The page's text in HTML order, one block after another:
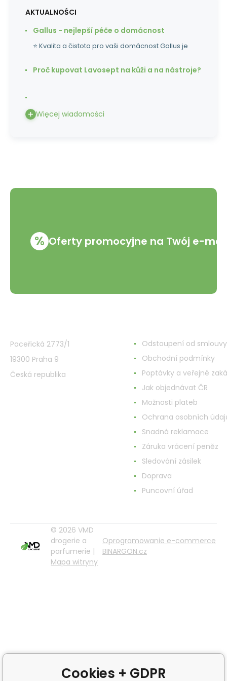
AKTUALNOŚCI
Gallus - nejlepší péče o domácnost
⭐ Kvalita a čistota pro vaši domácnost Gallus je
Proč kupovat Lavosept na kůži a na nástroje?
Więcej wiadomości
% Oferty promocyjne na Twój e-mail
Paceřická 2773/1
19300 Praha 9
Česká republika
Odstoupení od smlouvy
Obchodní podmínky
Poptávky a veřejné
Jak objednávat ČR
Možnosti plateb
Ochrana osobních
Snadná reklamace
Záruka vrácení peněz
Sledování zásilek
Doprava
Puncovní úřad
© 2026 VMD
drogerie a
parfumerie |
Mapa witryny
Oprogramowanie e-commerce
BINARGON.cz
Cookies + GDPR